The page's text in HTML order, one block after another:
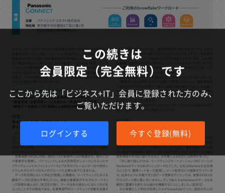
この続きは
会員限定（完全無料）です
ここから先は「ビジネス+IT」会員に登録された方のみ、
ご覧いただけます。
ログインする 今すぐ登録(無料)